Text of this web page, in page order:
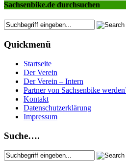
Sachsenbike.de durchsuchen
Quickmenü
Startseite
Der Verein
Der Verein – Intern
Partner von Sachsenbike
Kontakt
Datenschutzerklärung
Impressum
Suche….